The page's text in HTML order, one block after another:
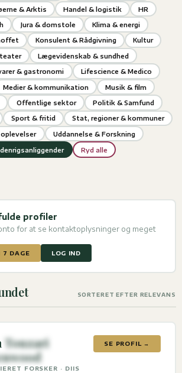
& Arktis Handel & logistik HR
Jura & domstole Klima & energi
Konsulent & Rådgivning Kultur
Lægevidenskab & sundhed
& gastronomi Lifescience & Medico
Medier & kommunikation Musik & film
Offentlige sektor Politik & Samfund
Sport & fritid Stat, regioner & kommuner
Uddannelse & Forskning
Ryd alle
profiler
for at se kontaktoplysninger og meget
7 DAGE LOG IND
SORTERET EFTER RELEVANS
Touzari
FORSKER · DIIS
SE PROFIL →